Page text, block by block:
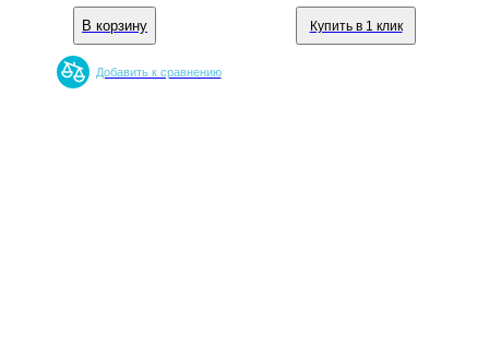
В корзину Купить в 1 клик
Добавить к сравнению